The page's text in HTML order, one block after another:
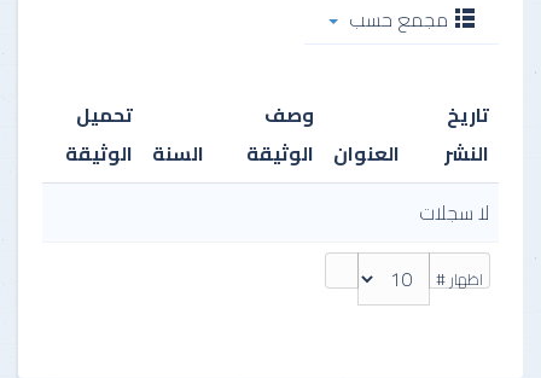
مجمع حسب
تاريخ
النشر
العنوان
وصف
الوثيقة
السنة
تحميل
الوثيقة
اظهار #
لا سجلات